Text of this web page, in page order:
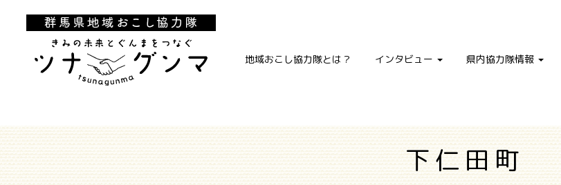
地域おこし協力隊とは？ インタビュー 県内協力隊情報
下仁田町